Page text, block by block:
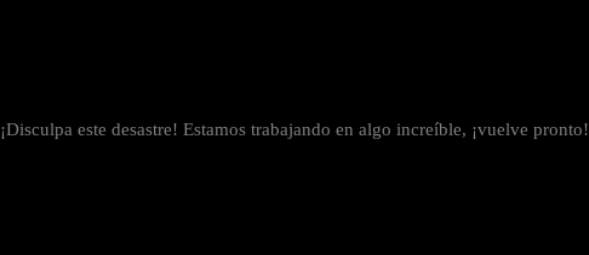
¡Disculpa este desastre! Estamos trabajando en algo increíble, ¡vuelve pronto!